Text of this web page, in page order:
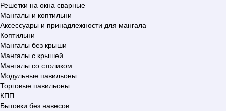
Решетки на окна сварные
Мангалы и коптильни
Аксессуары и принадлежности для мангала
Коптильни
Мангалы без крыши
Мангалы с крышей
Мангалы со столиком
Модульные павильоны
Торговые павильоны
КПП
Бытовки без навесов